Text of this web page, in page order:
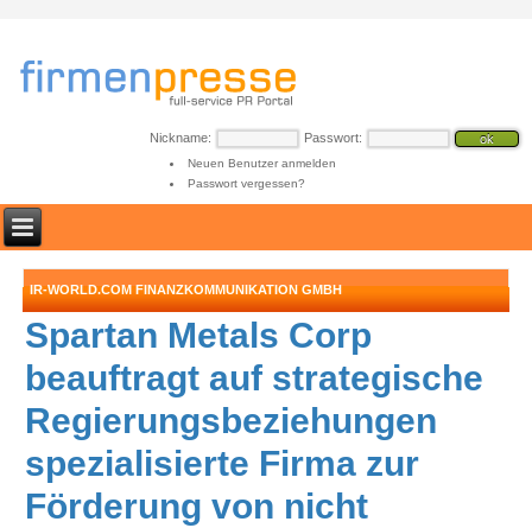
Nickname: Passwort:
Neuen Benutzer anmelden
Passwort vergessen?
IR-WORLD.COM FINANZKOMMUNIKATION GMBH
Spartan Metals Corp
beauftragt auf strategische
Regierungsbeziehungen
spezialisierte Firma zur
Förderung von nicht